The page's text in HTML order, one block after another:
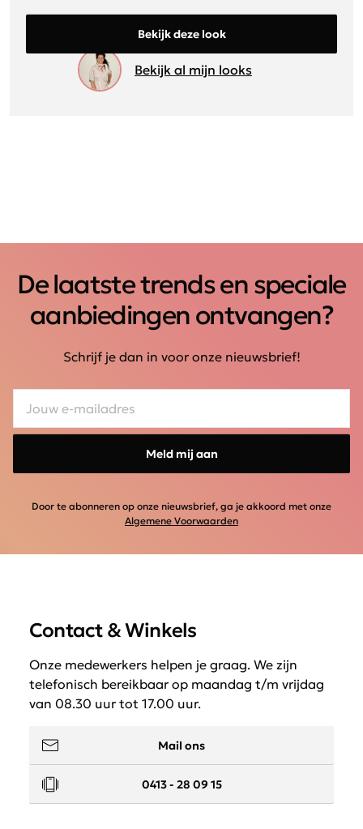
Bekijk deze look
Bekijk al mijn looks
De laatste trends en speciale
aanbiedingen ontvangen?
Schrijf je dan in voor onze nieuwsbrief!
Meld mij aan
Door te abonneren op onze nieuwsbrief, ga je akkoord met onze
Algemene Voorwaarden
Contact & Winkels
Onze medewerkers helpen je graag. We zijn
telefonisch bereikbaar op maandag t/m vrijdag
van 08.30 uur tot 17.00 uur.
Mail ons
0413 - 28 09 15